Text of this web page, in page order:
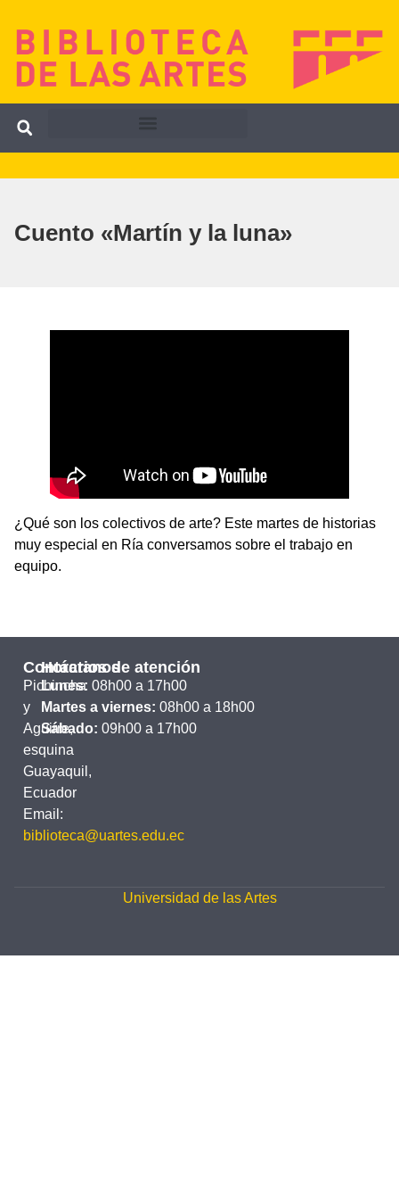
Cuento «Martín y la luna»
¿Qué son los colectivos de arte? Este martes de historias
muy especial en Ría conversamos sobre el trabajo en
equipo.
Contáctanos
Pichincha
y
Aguirre,
esquina
Guayaquil,
Ecuador
Email:
biblioteca@uartes.edu.ec
Horarios de atención
Lunes: 08h00 a 17h00
Martes a viernes: 08h00 a 18h00
Sábado: 09h00 a 17h00
Universidad de las Artes